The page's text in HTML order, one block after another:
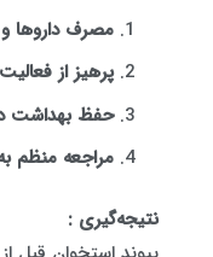
مصرف داروها
پرهیز از
حفظ بهداشت
مراجعه منظم
نتیجه‌گیری :